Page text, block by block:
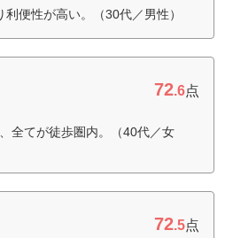
便性が高い。（30代／男性）
72.6点
全てが徒歩圏内。（40代／女
72.5点